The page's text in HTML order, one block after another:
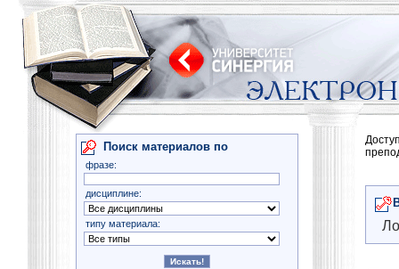
Поиск материалов по
фразе:
дисциплине:
типу материала: